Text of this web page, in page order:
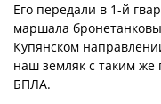
Его передали в 1-й
маршала
Купянском
наш земляк с таким
БПЛА.